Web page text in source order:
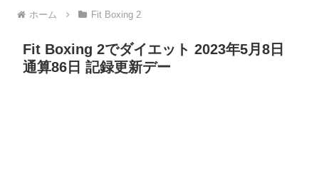
ホーム Fit Boxing 2
Fit Boxing 2でダイエット 2023年5月8日
通算86日 記録更新デー